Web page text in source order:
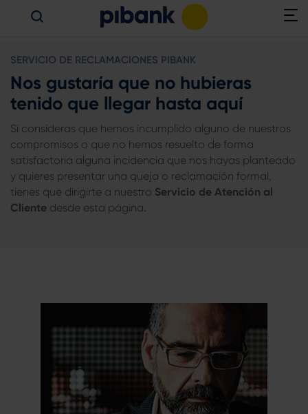
SERVICIO DE RECLAMACIONES PIBANK
Nos gustaría que no hubieras
tenido que llegar hasta aquí
Si consideras que hemos incumplido alguno de nuestros
compromisos o que no hemos resuelto de forma
satisfactoria alguna incidencia que nos hayas planteado
y quieres presentar una queja o reclamación formal,
tienes que dirigirte a nuestro Servicio de Atención al
Cliente desde esta página.